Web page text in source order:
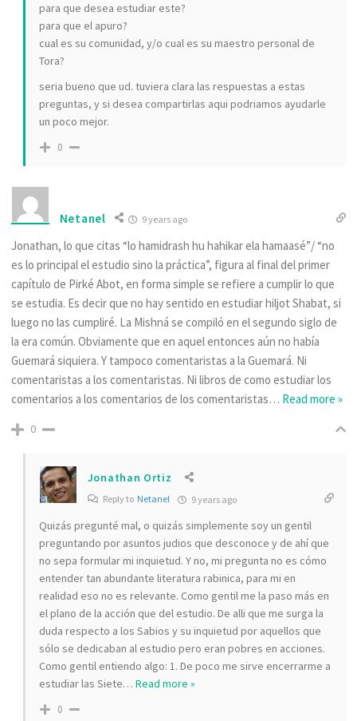
para que desea estudiar este?
para que el apuro?
cual es su comunidad, y/o cual es su maestro personal de
Tora?
seria bueno que ud. tuviera clara las respuestas a estas
preguntas, y si desea compartirlas aqui podriamos ayudarle
un poco mejor.
0
Netanel 9 years ago
Jonathan, lo que citas “lo hamidrash hu hahikar ela hamaasé”/ “no
es lo principal el estudio sino la práctica”, figura al final del primer
capítulo de Pirké Abot, en forma simple se refiere a cumplir lo que
se estudia. Es decir que no hay sentido en estudiar hiljot Shabat, si
luego no las cumpliré. La Mishná se compiló en el segundo siglo de
la era común. Obviamente que en aquel entonces aún no había
Guemará siquiera. Y tampoco comentaristas a la Guemará. Ni
comentaristas a los comentaristas. Ni libros de como estudiar los
comentarios a los comentarios de los comentaristas… Read more »
0
Jonathan Ortiz
Reply to Netanel 9 years ago
Quizás pregunté mal, o quizás simplemente soy un gentil
preguntando por asuntos judios que desconoce y de ahí que
no sepa formular mi inquietud. Y no, mi pregunta no es cómo
entender tan abundante literatura rabinica, para mi en
realidad eso no es relevante. Como gentil me la paso más en
el plano de la acción que del estudio. De alli que me surga la
duda respecto a los Sabios y su inquietud por aquellos que
sólo se dedicaban al estudio pero eran pobres en acciones.
Como gentil entiendo algo: 1. De poco me sirve encerrarme a
estudiar las Siete… Read more »
0